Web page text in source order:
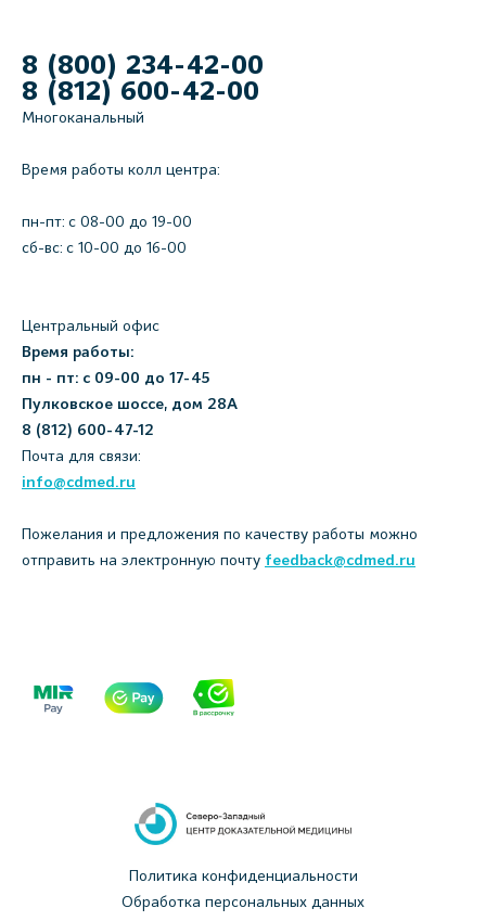
8 (800) 234-42-00
8 (812) 600-42-00
Многоканальный
Время работы колл центра:
пн-пт: c 08-00 до 19-00
сб-вс: с 10-00 до 16-00
Центральный офис
Время работы:
пн - пт: с 09-00 до 17-45
Пулковское шоссе, дом 28А
8 (812) 600-47-12
Почта для связи:
info@cdmed.ru
Пожелания и предложения по качеству работы можно
отправить на электронную почту feedback@cdmed.ru
Политика конфиденциальности
Обработка персональных данных